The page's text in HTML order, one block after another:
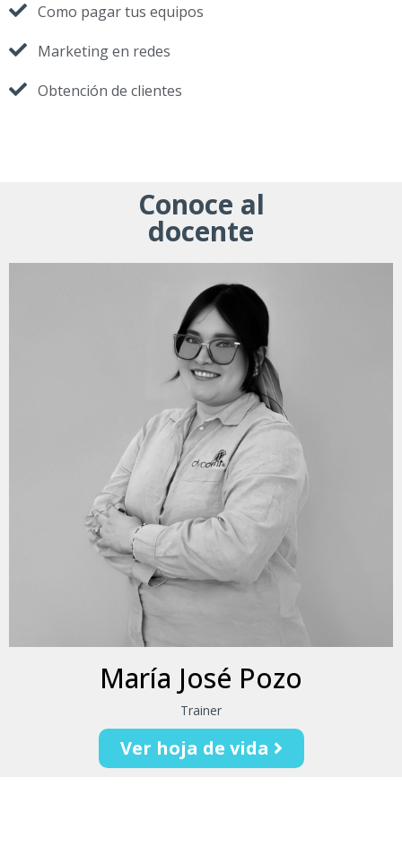
Como pagar tus equipos
Marketing en redes
Obtención de clientes
Conoce al
docente
María José Pozo
Trainer
Ver hoja de vida